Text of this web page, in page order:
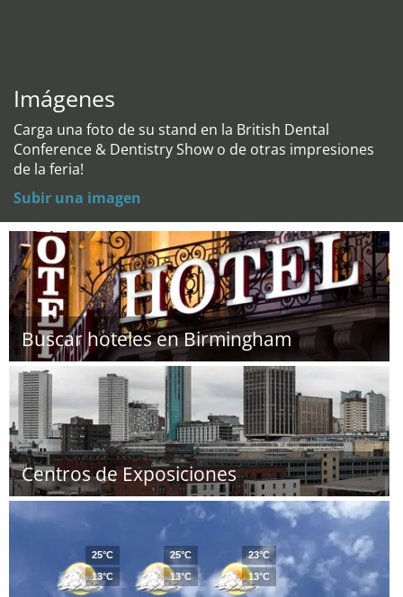
Imágenes
Carga una foto de su stand en la British Dental
Conference & Dentistry Show o de otras impresiones
de la feria!
Subir una imagen
Buscar hoteles en Birmingham
Centros de Exposiciones
25°C
13°C
25°C
13°C
23°C
13°C